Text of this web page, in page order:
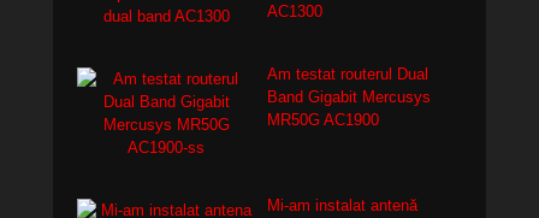
AC1300
Am testat routerul Dual
Band Gigabit Mercusys
MR50G AC1900
Mi-am instalat antenă